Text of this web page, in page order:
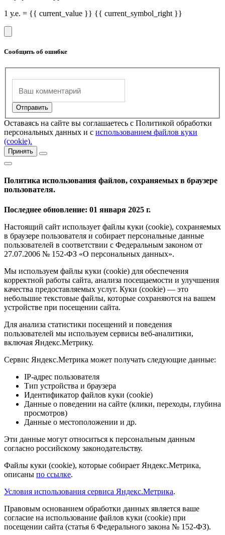
1 у.е. = {{ current_value }} {{ current_symbol_right }}
Сообщить об ошибке
Оставаясь на сайте вы соглашаетесь с Политикой обработки
персональных данных и с использованием файлов куки
(cookie).
Принять
Политика использования файлов, сохраняемых в браузере
пользователя.
Последнее обновление: 01 января 2025 г.
Настоящий сайт использует файлы куки (cookie), сохраняемых
в браузере пользователя и собирает персональные данные
пользователей в соответствии с Федеральным законом от
27.07.2006 № 152-ФЗ «О персональных данных».
Мы используем файлы куки (cookie) для обеспечения
корректной работы сайта, анализа посещаемости и улучшения
качества предоставляемых услуг. Куки (cookie) — это
небольшие текстовые файлы, которые сохраняются на вашем
устройстве при посещении сайта.
Для анализа статистики посещений и поведения
пользователей мы используем сервисы веб-аналитики,
включая Яндекс.Метрику.
Сервис Яндекс.Метрика может получать следующие данные:
IP-адрес пользователя
Тип устройства и браузера
Идентификатор файлов куки (cookie)
Данные о поведении на сайте (клики, переходы, глубина
просмотров)
Данные о местоположении и др.
Эти данные могут относиться к персональным данным
согласно российскому законодательству.
Файлы куки (cookie), которые собирает Яндекс.Метрика,
описаны по ссылке.
Условия использования сервиса Яндекс.Метрика.
Правовым основанием обработки данных является ваше
согласие на использование файлов куки (cookie) при
посещении сайта (статья 6 Федерального закона № 152-ФЗ).